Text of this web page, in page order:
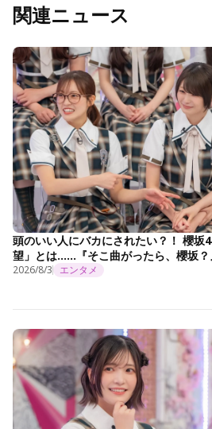
関連ニュース
頭のいい人にバカにされたい？！ 櫻坂
望」とは……『そこ曲がったら、櫻坂
2026/8/3 エンタメ